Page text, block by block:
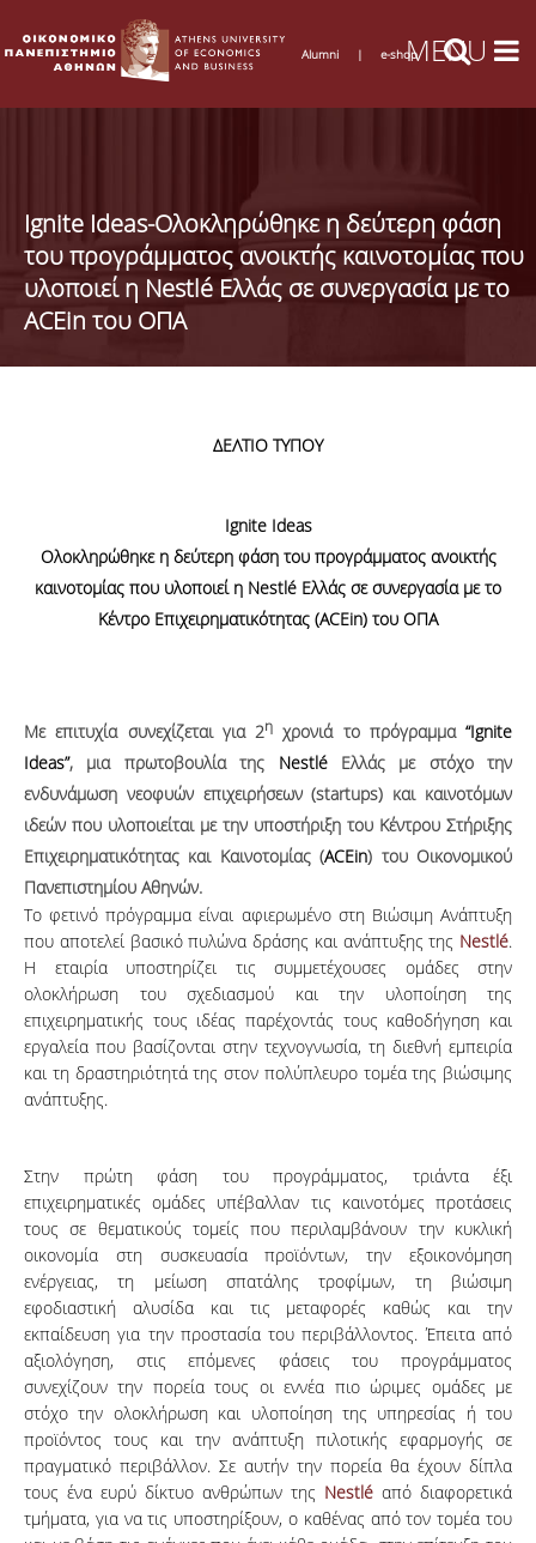
Alumni | e-shop
Ignite Ideas-Ολοκληρώθηκε η δεύτερη φάση
του προγράμματος ανοικτής καινοτομίας που
υλοποιεί η Nestlé Ελλάς σε συνεργασία με το
ACEin του ΟΠΑ
ΔΕΛΤΙΟ ΤΥΠΟΥ
Ignite Ideas
Ολοκληρώθηκε η δεύτερη φάση του προγράμματος ανοικτής
καινοτομίας που υλοποιεί η Nestlé Ελλάς σε συνεργασία με το
Κέντρο Επιχειρηματικότητας (ACEin) του ΟΠΑ
Με επιτυχία συνεχίζεται για 2η χρονιά το πρόγραμμα “Ignite
Ideas”, μια πρωτοβουλία της NestléΕλλάς με στόχο την
ενδυνάμωση νεοφυών επιχειρήσεων (startups) και καινοτόμων
ιδεών που υλοποιείται με την υποστήριξη του Κέντρου Στήριξης
Επιχειρηματικότητας και Καινοτομίας (ACEin) του Οικονομικού
Πανεπιστημίου Αθηνών.
Το φετινό πρόγραμμα είναι αφιερωμένο στη Βιώσιμη Ανάπτυξη
που αποτελεί βασικό πυλώνα δράσης και ανάπτυξης της Nestlé.
H εταιρία υποστηρίζει τις συμμετέχουσες ομάδες στην
ολοκλήρωση του σχεδιασμού και την υλοποίηση της
επιχειρηματικής τους ιδέας παρέχοντάς τους καθοδήγηση και
εργαλεία που βασίζονται στην τεχνογνωσία, τη διεθνή εμπειρία
και τη δραστηριότητά της στον πολύπλευρο τομέα της βιώσιμης
ανάπτυξης.
Στην πρώτη φάση του προγράμματος, τριάντα έξι
επιχειρηματικές ομάδες υπέβαλλαν τις καινοτόμες προτάσεις
τους σε θεματικούς τομείς που περιλαμβάνουν την κυκλική
οικονομία στη συσκευασία προϊόντων, την εξοικονόμηση
ενέργειας, τη μείωση σπατάλης τροφίμων, τη βιώσιμη
εφοδιαστική αλυσίδα και τις μεταφορές καθώς και την
εκπαίδευση για την προστασία του περιβάλλοντος. Έπειτα από
αξιολόγηση, στις επόμενες φάσεις του προγράμματος
συνεχίζουν την πορεία τους οι εννέα πιο ώριμες ομάδες με
στόχο την ολοκλήρωση και υλοποίηση της υπηρεσίας ή του
προϊόντος τους και την ανάπτυξη πιλοτικής εφαρμογής σε
πραγματικό περιβάλλον. Σε αυτήν την πορεία θα έχουν δίπλα
τους ένα ευρύ δίκτυο ανθρώπων της Nestlé από διαφορετικά
τμήματα, για να τις υποστηρίξουν, ο καθένας από τον τομέα του